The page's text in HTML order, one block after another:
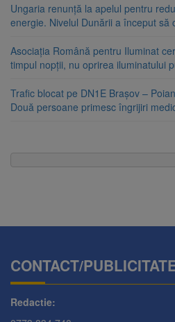
Ungaria renunță la apelul pentru
energie. Nivelul Dunării a început să
Asociația Română pentru Iluminat
timpul nopții, nu oprirea iluminatului
Trafic blocat pe DN1E Brașov –
Două persoane primesc îngrijiri
CONTACT/
Redactie: